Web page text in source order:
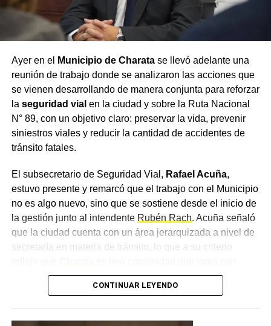
911, Juan Antonio Cabrera; el representante de Policía
Caminera, Mario Sosa, y el presidente del Concejo
Municipal, Alejandro Barcala.
Más noticias de Charata
Ayer en el Municipio de Charatase llevó adelante una
reunión de trabajo donde se analizaron las acciones que
se vienen desarrollando de manera conjunta para reforzar
la seguridad vial en la ciudad y sobre la Ruta Nacional
N° 89, con un objetivo claro: preservar la vida, prevenir
siniestros viales y reducir la cantidad de accidentes de
tránsito fatales.
El subsecretario de Seguridad Vial, Rafael Acuña,
estuvo presente y remarcó que el trabajo con el Municipio
no es algo nuevo, sino que se sostiene desde el inicio de
la gestión junto al intendente Rubén Rach. Acuña señaló
que la ciudad cuenta con un área jerarquizada a nivel de
secretaría en materia de tránsito, lo que a su criterio
importancia la movilidad, un concepto que consideró más
amplio que el de la seguridad vial, ya que atraviesa el día
CONTINUAR LEYENDO